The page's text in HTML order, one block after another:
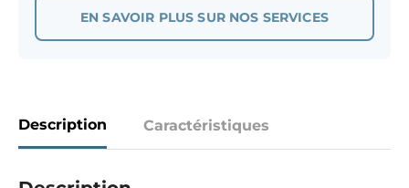
EN SAVOIR PLUS SUR NOS SERVICES
Description Caractéristiques